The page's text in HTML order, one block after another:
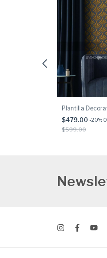
Plantilla
$479.00 -20%
$599.00